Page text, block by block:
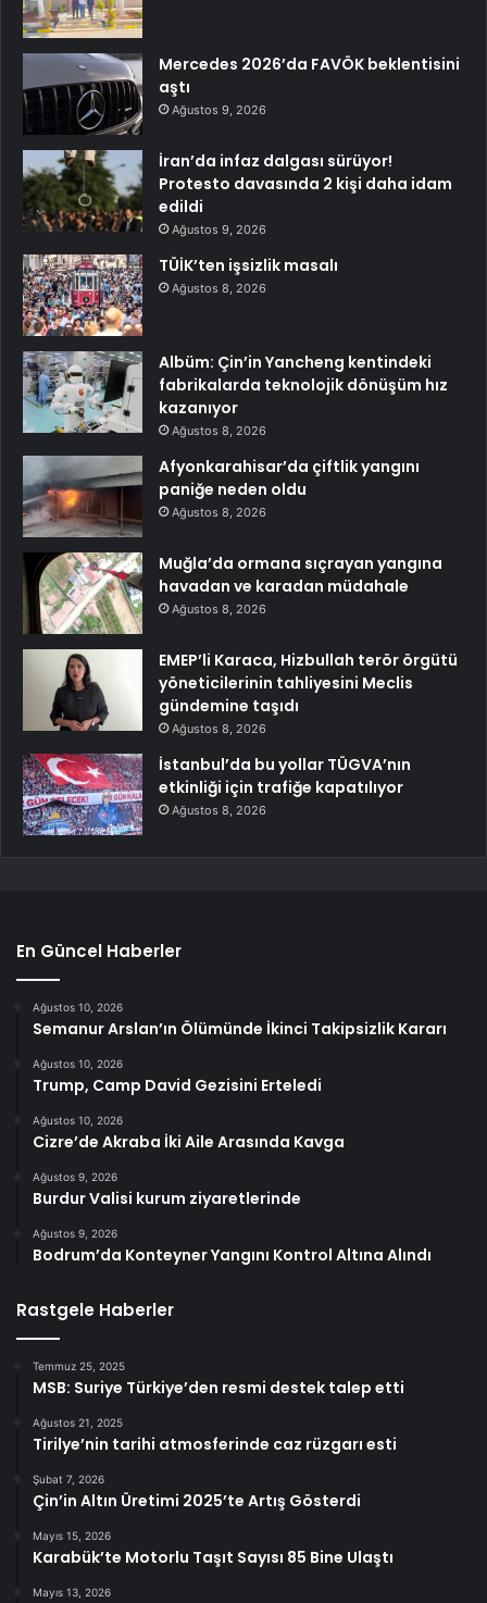
Mercedes 2026’da FAVÖK beklentisini
aştı
Ağustos 9, 2026
İran’da infaz dalgası sürüyor!
Protesto davasında 2 kişi daha idam
edildi
Ağustos 9, 2026
TÜİK’ten işsizlik masalı
Ağustos 8, 2026
Albüm: Çin’in Yancheng kentindeki
fabrikalarda teknolojik dönüşüm hız
kazanıyor
Ağustos 8, 2026
Afyonkarahisar’da çiftlik yangını
paniğe neden oldu
Ağustos 8, 2026
Muğla’da ormana sıçrayan yangına
havadan ve karadan müdahale
Ağustos 8, 2026
EMEP’li Karaca, Hizbullah terör örgütü
yöneticilerinin tahliyesini Meclis
gündemine taşıdı
Ağustos 8, 2026
İstanbul’da bu yollar TÜGVA’nın
etkinliği için trafiğe kapatılıyor
Ağustos 8, 2026
En Güncel Haberler
Ağustos 10, 2026
Semanur Arslan’ın Ölümünde İkinci Takipsizlik Kararı
Ağustos 10, 2026
Trump, Camp David Gezisini Erteledi
Ağustos 10, 2026
Cizre’de Akraba İki Aile Arasında Kavga
Ağustos 9, 2026
Burdur Valisi kurum ziyaretlerinde
Ağustos 9, 2026
Bodrum’da Konteyner Yangını Kontrol Altına Alındı
Rastgele Haberler
Temmuz 25, 2025
MSB: Suriye Türkiye’den resmi destek talep etti
Ağustos 21, 2025
Tirilye’nin tarihi atmosferinde caz rüzgarı esti
Şubat 7, 2026
Çin’in Altın Üretimi 2025’te Artış Gösterdi
Mayıs 15, 2026
Karabük’te Motorlu Taşıt Sayısı 85 Bine Ulaştı
Mayıs 13, 2026